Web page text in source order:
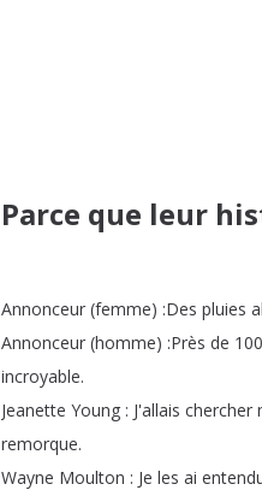
Parce que leur
Annonceur (femme) :Des pluies
Annonceur (homme) :Près de 100
incroyable.
Jeanette Young : J'allais chercher
remorque.
Wayne Moulton : Je les ai